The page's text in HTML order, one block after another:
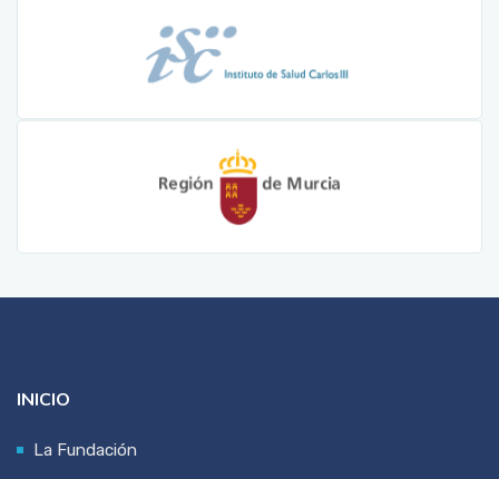
INICIO
La Fundación